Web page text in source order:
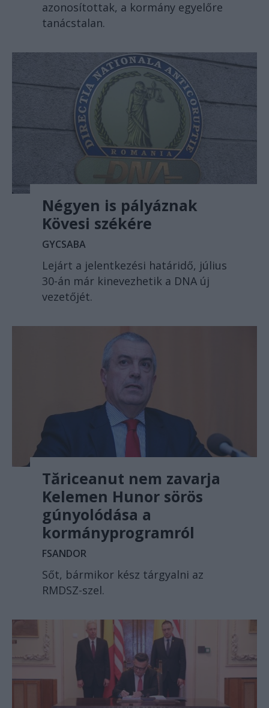
azonosítottak, a kormány egyelőre
tanácstalan.
Négyen is pályáznak
Kövesi székére
GYCSABA
Lejárt a jelentkezési határidő, július
30-án már kinevezhetik a DNA új
vezetőjét.
Tăriceanut nem zavarja
Kelemen Hunor sörös
gúnyolódása a
kormányprogramról
FSANDOR
Sőt, bármikor kész tárgyalni az
RMDSZ-szel.